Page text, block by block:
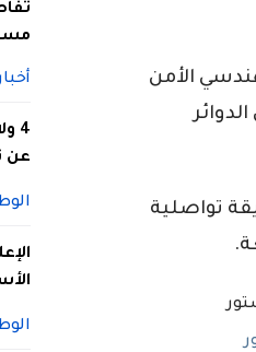
الأمن
تواصلية
4
عن